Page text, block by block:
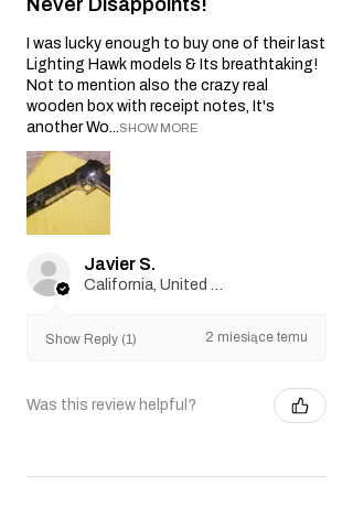
Never Disappoints!
I was lucky enough to buy one of their last
Lighting Hawk models & Its breathtaking!
Not to mention also the crazy real
wooden box with receipt notes, It's
another Wo...SHOW MORE
Javier S.
Show Reply (1) 2 miesiące temu
Was this review helpful?